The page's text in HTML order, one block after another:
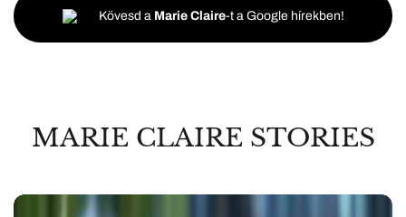
Kövesd a Marie Claire-t a Google hírekben!
MARIE CLAIRE STORIES